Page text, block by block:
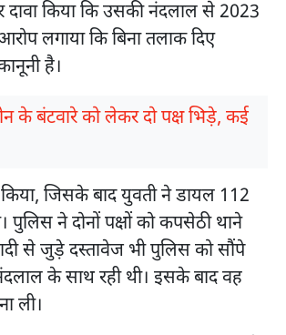
किया कि उसकी नंदलाल से 2023
लगाया कि बिना तलाक दिए
है।
बंटवारे को लेकर दो पक्ष भिड़े, कई
जिसके बाद युवती ने डायल 112
ने दोनों पक्षों को कपसेठी थाने
से जुड़े दस्तावेज भी पुलिस को सौंपे
के साथ रही थी। इसके बाद वह
ली।